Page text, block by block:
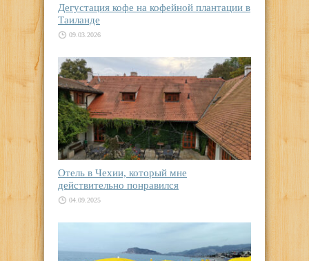
Дегустация кофе на кофейной плантации в
Таиланде
09.03.2026
Отель в Чехии, который мне
действительно понравился
04.09.2025